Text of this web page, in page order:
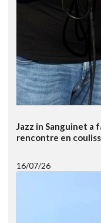
Jazz in Sanguinet a
rencontre en
16/07/26